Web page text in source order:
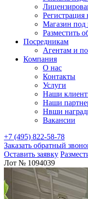
Магазин под
Разместить
Посредникам
Агентам и
Компания
О нас
Контакты
Услуги
Наши
Наши
Нвши
Вакансии
+7 (495) 822-58-78
Заказать обратный
Оставить заявку
Лот № 1094039